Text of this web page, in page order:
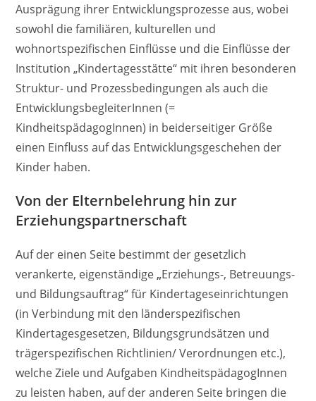
Ausprägung ihrer Entwicklungsprozesse aus, wobei
sowohl die familiären, kulturellen und
wohnortspezifischen Einflüsse und die Einflüsse der
Institution „Kindertagesstätte“ mit ihren besonderen
Struktur- und Prozessbedingungen als auch die
EntwicklungsbegleiterInnen (=
KindheitspädagogInnen) in beiderseitiger Größe
einen Einfluss auf das Entwicklungsgeschehen der
Kinder haben.
Von der Elternbelehrung hin zur
Erziehungspartnerschaft
Auf der einen Seite bestimmt der gesetzlich
verankerte, eigenständige„Erziehungs-, Betreuungs-
und Bildungsauftrag“ für Kindertageseinrichtungen
(in Verbindung mit den länderspezifischen
Kindertagesgesetzen, Bildungsgrundsätzen und
trägerspezifischen Richtlinien/ Verordnungen etc.),
welche Ziele und Aufgaben KindheitspädagogInnen
zu leisten haben, auf der anderen Seite bringen die